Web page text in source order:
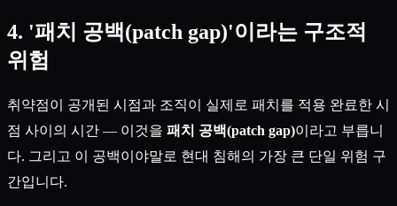
4. '패치 공백(patch gap)'이라는 구조적
위험
취약점이 공개된 시점과 조직이 실제로 패치를 적용 완료한 시
점 사이의 시간 — 이것을 패치 공백(patch gap)이라고 부릅니
다. 그리고 이 공백이야말로 현대 침해의 가장 큰 단일 위험 구
간입니다.